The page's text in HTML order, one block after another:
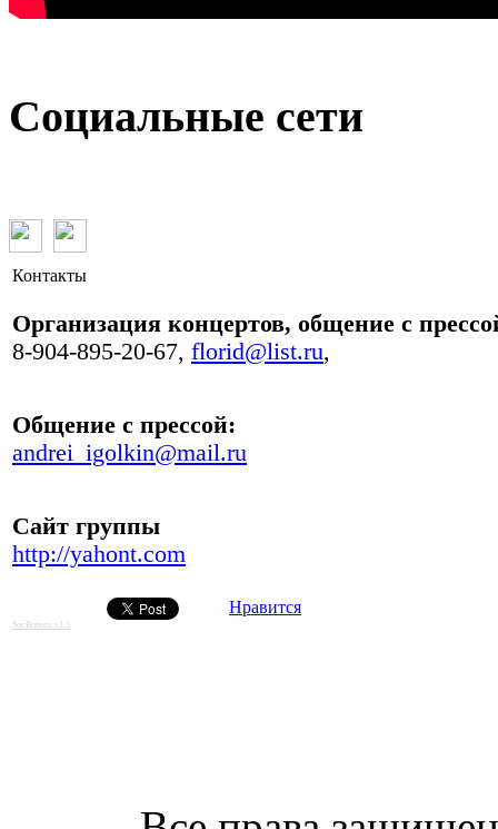
Социальные сети
Контакты
Организация концертов, общение с
8-904-895-20-67, florid@list.ru,
Общение с прессой:
andrei_igolkin@mail.ru
Сайт группы
http://yahont.com
Нравится
SocButtons v1.5